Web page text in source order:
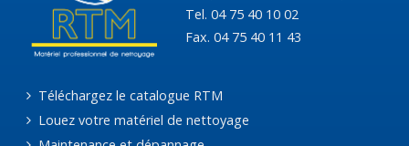
Tel. 04 75 40 10 02
Fax. 04 75 40 11 43
Téléchargez le catalogue RTM
Louez votre matériel de nettoyage